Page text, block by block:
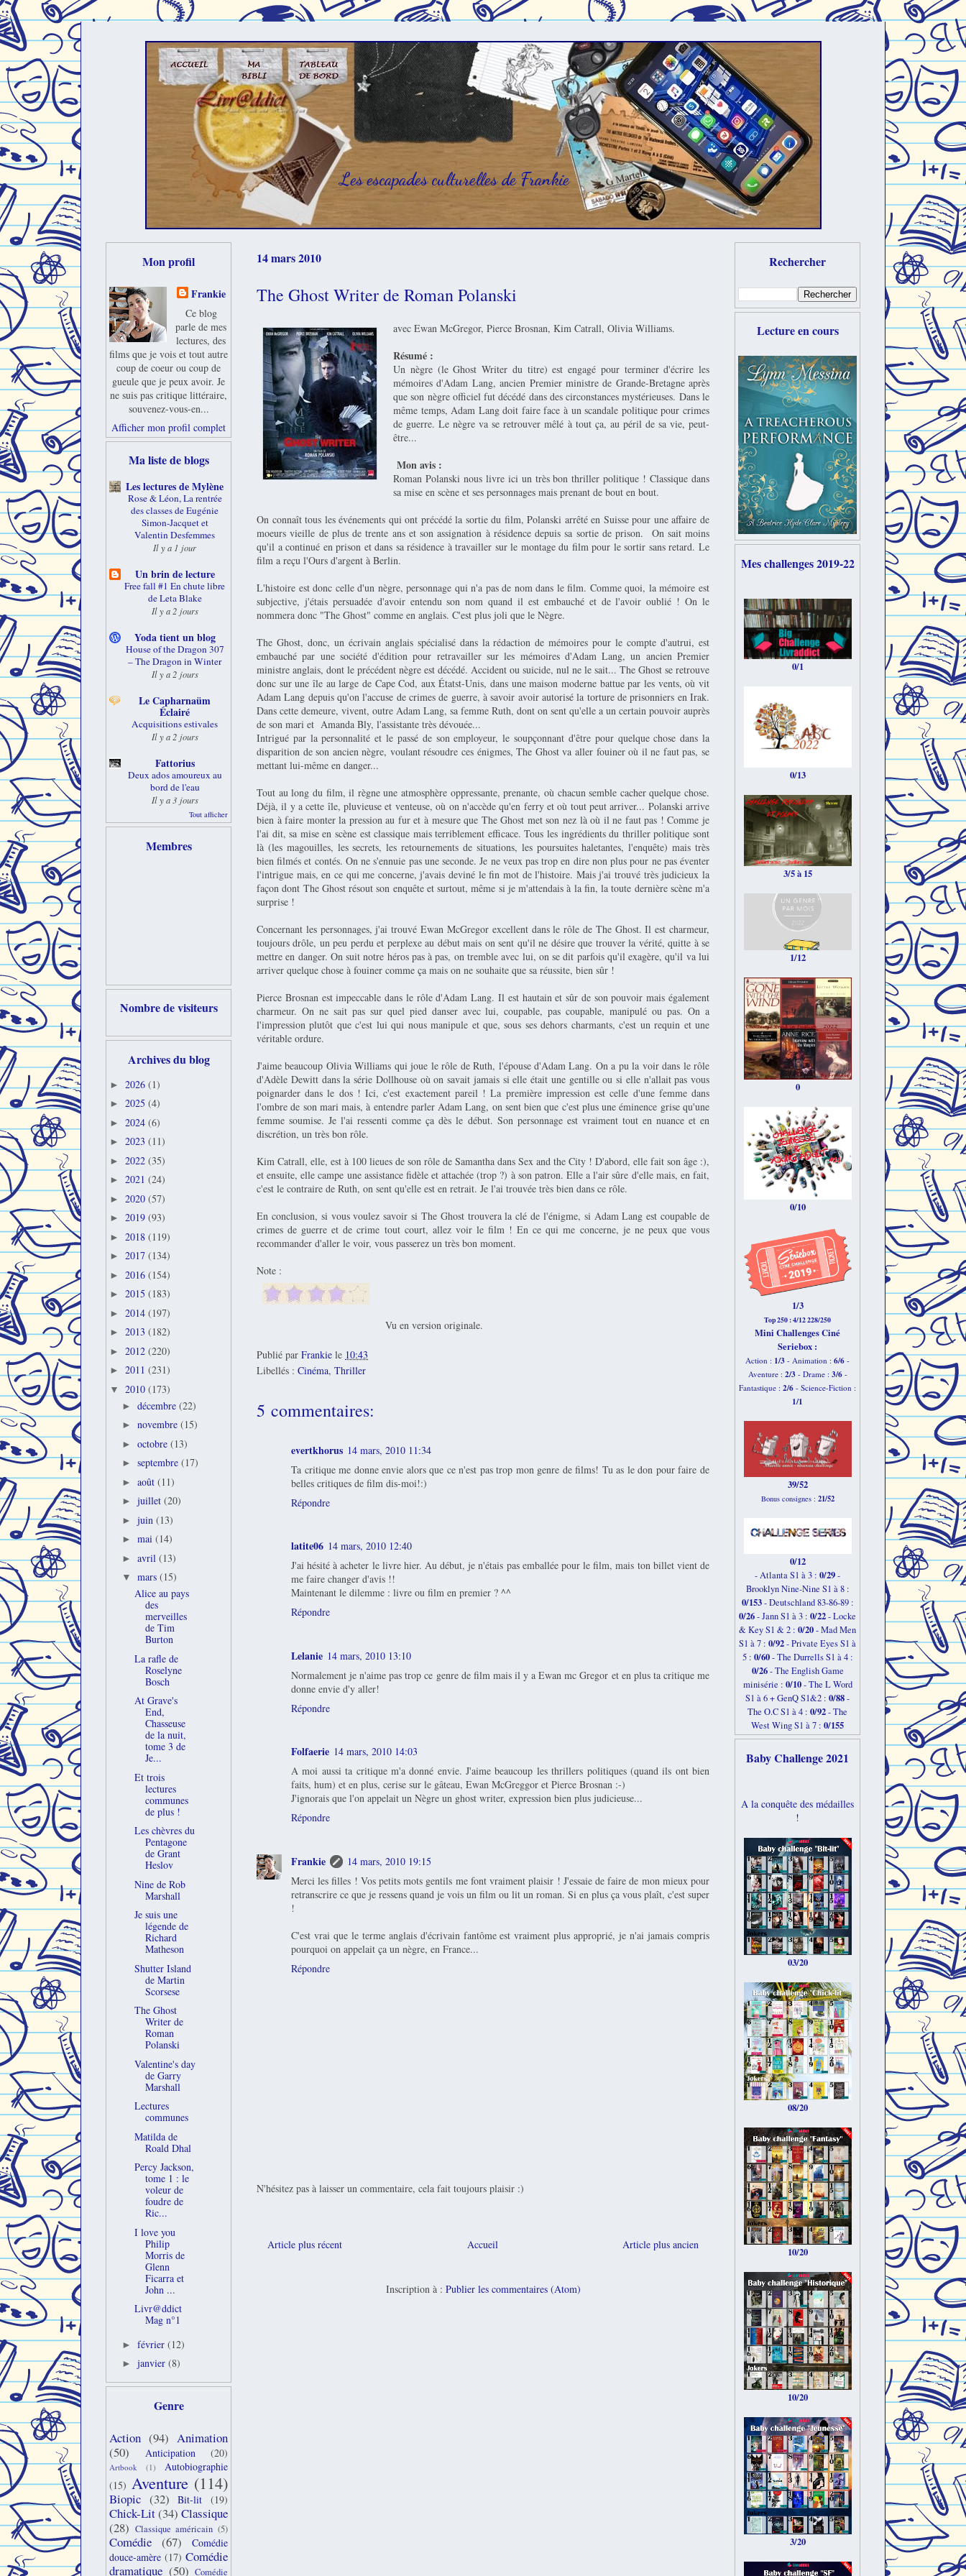
Les escapades culturelles de Frankie
14 mars 2010
The Ghost Writer de Roman Polanski
avec Ewan McGregor, Pierce Brosnan, Kim Catrall, Olivia Williams.
Résumé :
Un nègre (le Ghost Writer du titre) est engagé pour terminer d'écrire les
mémoires d'Adam Lang, ancien Premier ministre de Grande-Bretagne après
que son nègre officiel fut décédé dans des circonstances mystérieuses. Dans le
même temps, Adam Lang doit faire face à un scandale politique pour crimes
de guerre. Le nègre va se retrouver mêlé à tout ça, au péril de sa vie, peut-
être...
Mon avis :
Roman Polanski nous livre ici un très bon thriller politique ! Classique dans
sa mise en scène et ses personnages mais prenant de bout en bout.
On connaît tous les événements qui ont précédé la sortie du film, Polanski arrêté en Suisse pour une affaire de
moeurs vieille de plus de trente ans et son assignation à résidence depuis sa sortie de prison. On sait moins
qu'il a continué en prison et dans sa résidence à travailler sur le montage du film pour le sortir sans retard. Le
film a reçu l'Ours d'argent à Berlin.
L'histoire est donc celle d'un nègre, personnage qui n'a pas de nom dans le film. Comme quoi, la mémoire est
subjective, j'étais persuadée d'avoir entendu son nom quand il est embauché et de l'avoir oublié ! On le
nommera donc "The Ghost" comme en anglais. C'est plus joli que le Nègre.
The Ghost, donc, un écrivain anglais spécialisé dans la rédaction de mémoires pour le compte d'autrui, est
embauché par une société d'édition pour retravailler sur les mémoires d'Adam Lang, un ancien Premier
ministre anglais, dont le précédent nègre est décédé. Accident ou suicide, nul ne le sait... The Ghost se retrouve
donc sur une île au large de Cape Cod, aux Étatst-Unis, dans une maison moderne battue par les vents, où vit
Adam Lang depuis qu'on l'accuse de crimes de guerre, à savoir avoir autorisé la torture de prisonniers en Irak.
Dans cette demeure, vivent, outre Adam Lang, sa femme Ruth, dont on sent qu'elle a un certain pouvoir auprès
de son mari et Amanda Bly, l'assistante très dévouée...
Intrigué par la personnalité et le passé de son employeur, le soupçonnant d'être pour quelque chose dans la
disparition de son ancien nègre, voulant résoudre ces énigmes, The Ghost va aller fouiner où il ne faut pas, se
mettant lui-même en danger...
Tout au long du film, il règne une atmosphère oppressante, prenante, où chacun semble cacher quelque chose.
Déjà, il y a cette île, pluvieuse et venteuse, où on n'accède qu'en ferry et où tout peut arriver... Polanski arrive
bien à faire monter la pression au fur et à mesure que The Ghost met son nez là où il ne faut pas ! Comme je
l'ai dit, sa mise en scène est classique mais terriblement efficace. Tous les ingrédients du thriller politique sont
là (les magouilles, les secrets, les retournements de situations, les poursuites haletantes, l'enquête) mais très
bien filmés et contés. On ne s'ennuie pas une seconde. Je ne veux pas trop en dire non plus pour ne pas éventer
l'intrigue mais, en ce qui me concerne, j'avais deviné le fin mot de l'histoire. Mais j'ai trouvé très judicieux la
façon dont The Ghost résout son enquête et surtout, même si je m'attendais à la fin, la toute dernière scène m'a
surprise !
Concernant les personnages, j'ai trouvé Ewan McGregor excellent dans le rôle de The Ghost. Il est charmeur,
toujours drôle, un peu perdu et perplexe au début mais on sent qu'il ne désire que trouver la vérité, quitte à se
mettre en danger. On suit notre héros pas à pas, on tremble avec lui, on se dit parfois qu'il exagère, qu'il va lui
arriver quelque chose à fouiner comme ça mais on ne souhaite que sa réussite, bien sûr !
Pierce Brosnan est impeccable dans le rôle d'Adam Lang. Il est hautain et sûr de son pouvoir mais également
charmeur. On ne sait pas sur quel pied danser avec lui, coupable, pas coupable, manipulé ou pas. On a
l'impression plutôt que c'est lui qui nous manipule et que, sous ses dehors charmants, c'est un requin et une
véritable ordure.
J'aime beaucoup Olivia Williams qui joue le rôle de Ruth, l'épouse d'Adam Lang. On a pu la voir dans le rôle
d'Adèle Dewitt dans la série Dollhouse où on savait jamais si elle était une gentille ou si elle n'allait pas vous
poignarder dans le dos ! Ici, c'est exactement pareil ! La première impression est celle d'une femme dans
l'ombre de son mari mais, à entendre parler Adam Lang, on sent bien que c'est plus une éminence grise qu'une
femme soumise. Je l'ai ressenti comme ça dès le début. Son personnage est vraiment tout en nuance et en
discrétion, un très bon rôle.
Kim Catrall, elle, est à 100 lieues de son rôle de Samantha dans Sex and the City ! D'abord, elle fait son âge :),
et ensuite, elle campe une assistance fidèle et attachée (trop ?) à son patron. Elle a l'air sûre d'elle mais, en fait,
c'est le contraire de Ruth, on sent qu'elle est en retrait. Je l'ai trouvée très bien dans ce rôle.
En conclusion, si vous voulez savoir si The Ghost trouvera la clé de l'énigme, si Adam Lang est coupable de
crimes de guerre et de crime tout court, allez voir le film ! En ce qui me concerne, je ne peux que vous
recommander d'aller le voir, vous passerez un très bon moment.
Note :
Vu en version originale.
Publié par Frankie le 10:43
Libellés : Cinéma, Thriller
5 commentaires:
evertkhorus 14 mars, 2010 11:34
Ta critique me donne envie alors que ce n'est pas trop mon genre de films! Tu as le don pour faire de
belles critiques de film dis-moi!:)
Répondre
latite06 14 mars, 2010 12:40
J'ai hésité à acheter le livre hier. Au début, je n'étais pas emballée pour le film, mais ton billet vient de
me faire changer d'avis !!
Maintenant le dilemme : livre ou film en premier ? ^^
Répondre
Lelanie 14 mars, 2010 13:10
Normalement je n'aime pas trop ce genre de film mais il y a Ewan mc Gregor et en plus ta critique me
donne envie d'y aller!
Répondre
Folfaerie 14 mars, 2010 14:03
A moi aussi ta critique m'a donné envie. J'aime beaucoup les thrillers politiques (quand ils ont bien
faits, hum) et en plus, cerise sur le gâteau, Ewan McGreggor et Pierce Brosnan :-)
J'ignorais que l'on appelait un Nègre un ghost writer, expression bien plus judicieuse...
Répondre
Frankie
14 mars, 2010 19:15
Merci les filles ! Vos petits mots gentils me font vraiment plaisir ! J'essaie de faire de mon mieux pour
retranscrire ce que je ressens quand je vois un film ou lit un roman. Si en plus ça vous plaît, c'est super
!
C'est vrai que le terme anglais d'écrivain fantôme est vraiment plus approprié, je n'ai jamais compris
pourquoi on appelait ça un nègre, en France...
Répondre
N'hésitez pas à laisser un commentaire, cela fait toujours plaisir :)
Article plus récent Article plus ancien
Accueil
Inscription à : Publier les commentaires (Atom)
Mon profil
Frankie
Ce blog
parle de mes
lectures, des
films que je vois et tout autre
coup de coeur ou coup de
gueule que je peux avoir. Je
ne suis pas critique littéraire,
souvenez-vous-en...
Afficher mon profil complet
Ma liste de blogs
Les lectures de Mylène
Rose & Léon, La rentrée
des classes de Eugénie
Simon-Jacquet et
Valentin Desfemmes
Il y a 1 jour
Un brin de lecture
Free fall #1 En chute libre
de Leta Blake
Il y a 2 jours
Yoda tient un blog
House of the Dragon 307
– The Dragon in Winter
Il y a 2 jours
Le Capharnaüm
Éclairé
Acquisitions estivales
Il y a 2 jours
Fattorius
Deux ados amoureux au
bord de l'eau
Il y a 3 jours
Tout afficher
Membres
Nombre de visiteurs
Archives du blog
► 2026 (1)
► 2025 (4)
► 2024 (6)
► 2023 (11)
► 2022 (35)
► 2021 (24)
► 2020 (57)
► 2019 (93)
► 2018 (119)
► 2017 (134)
► 2016 (154)
► 2015 (183)
► 2014 (197)
► 2013 (182)
► 2012 (220)
► 2011 (231)
▼ 2010 (173)
► décembre (22)
► novembre (15)
► octobre (13)
► septembre (17)
► août (11)
► juillet (20)
► juin (13)
► mai (14)
► avril (13)
▼ mars (15)
Alice au pays
des
merveilles
de Tim
Burton
La rafle de
Roselyne
Bosch
At Grave's
End,
Chasseuse
de la nuit,
tome 3 de
Je...
Et trois
lectures
communes
de plus !
Les chèvres du
Pentagone
de Grant
Heslov
Nine de Rob
Marshall
Je suis une
légende de
Richard
Matheson
Shutter Island
de Martin
Scorsese
The Ghost
Writer de
Roman
Polanski
Valentine's day
de Garry
Marshall
Lectures
communes
Matilda de
Roald Dhal
Percy Jackson,
tome 1 : le
voleur de
foudre de
Ric...
I love you
Philip
Morris de
Glenn
Ficarra et
John ...
Livr@ddict
Mag n°1
► février (12)
► janvier (8)
Genre
Action (94) Animation
(50)
Anticipation (20)
Artbook (1)
Autobiographie
(15) Aventure (114)
Biopic (32) Bit-lit (19)
Chick-Lit(34) Classique
(28) Classique américain (5)
Comédie (67)
Comédie
douce-amère (17) Comédie
dramatique (50) Comédie
Rechercher
Lecture en cours
Mes challenges 2019-22
0/1
0/13
3/5 à 15
1/12
0
0/10
1/3
Top 250 : 4/12 228/250
Mini Challenges Ciné
Seriebox :
Action : 1/3 - Animation : 6/6 -
Aventure : 2/3- Drame : 3/6-
Fantastique : 2/6 - Science-Fiction :
1/1
39/52
Bonus consignes : 21/52
0/12
- Atlanta S1 à 3 : 0/29-
Brooklyn Nine-Nine S1 à 8 :
0/153- Deutschland 83-86-89 :
0/26-Jann S1 à 3 : 0/22- Locke
& Key S1 & 2 : 0/20- Mad Men
S1 à 7 : 0/92- Private Eyes S1 à
5 : 0/60- The Durrells S1 à 4 :
0/26- The English Game
minisérie : 0/10- The L Word
S1 à 6 + GenQ S1&2 : 0/88-
The O.C S1 à 4 : 0/92- The
West Wing S1 à 7 : 0/155
Baby Challenge 2021
A la conquête des médailles
!
03/20
08/20
10/20
10/20
3/20